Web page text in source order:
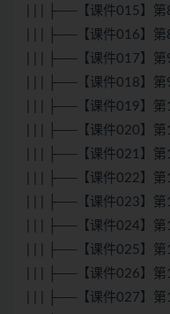
| | | ├──【课件015】
| | | ├──【课件016】
| | | ├──【课件017】
| | | ├──【课件018】
| | | ├──【课件019】
| | | ├──【课件020】
| | | ├──【课件021】
| | | ├──【课件022】
| | | ├──【课件023】
| | | ├──【课件024】
| | | ├──【课件025】
| | | ├──【课件026】
| | | ├──【课件027】